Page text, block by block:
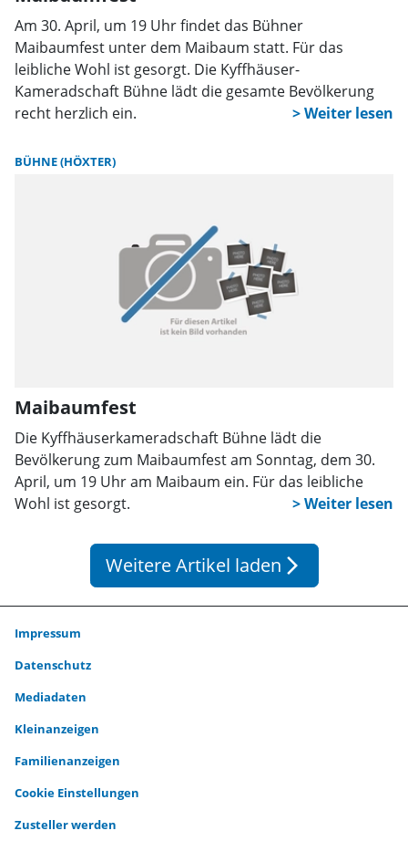
Am 30. April, um 19 Uhr findet das Bühner
Maibaumfest unter dem Maibaum statt. Für das
leibliche Wohl ist gesorgt. Die Kyffhäuser-
Kameradschaft Bühne lädt die gesamte Bevölkerung
recht herzlich ein.
BÜHNE (HÖXTER)
Maibaumfest
Die Kyffhäuserkameradschaft Bühne lädt die
Bevölkerung zum Maibaumfest am Sonntag, dem 30.
April, um 19 Uhr am Maibaum ein. Für das leibliche
Wohl ist gesorgt.
Weitere Artikel laden arrow_forward_ios
Impressum
Datenschutz
Mediadaten
Kleinanzeigen
Familienanzeigen
Cookie Einstellungen
Zusteller werden